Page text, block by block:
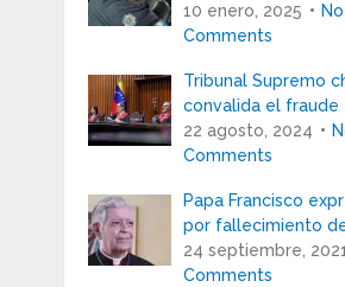
10 enero, 2025
No
Comments
Tribunal Supremo
convalida el fraude
22 agosto, 2024
Comments
Papa Francisco
por fallecimiento
24 septiembre,
Comments